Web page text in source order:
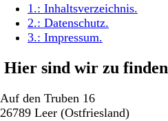
1.: Inhaltsverzeichnis.
2.: Datenschutz.
3.: Impressum.
Hier sind wir zu finden
Auf den Truben 16
26789 Leer (Ostfriesland)